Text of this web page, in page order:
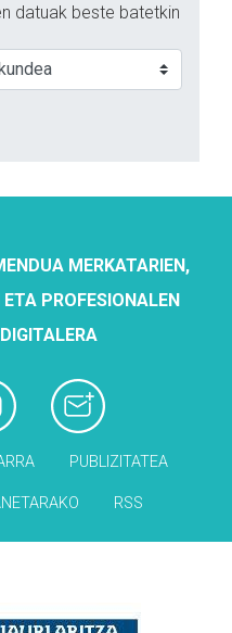
datuak beste batetkin
MERKATARIEN,
PROFESIONALEN
PUBLIZITATEA
RSS